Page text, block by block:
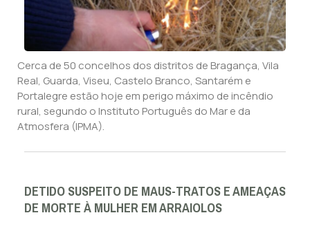
Cerca de 50 concelhos dos distritos de Bragança, Vila
Real, Guarda, Viseu, Castelo Branco, Santarém e
Portalegre estão hoje em perigo máximo de incêndio
rural, segundo o Instituto Português do Mar e da
Atmosfera (IPMA).
DETIDO SUSPEITO DE MAUS-TRATOS E AMEAÇAS
DE MORTE À MULHER EM ARRAIOLOS